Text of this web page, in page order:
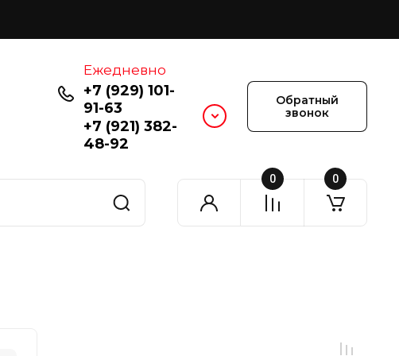
Ежедневно
+7 (929) 101-
91-63
+7 (921) 382-
48-92
Обратный
звонок
0 0